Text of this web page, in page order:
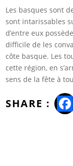
Les basques sont
sont intarissables
d’entre eux
difficile de les
côte basque. Les
cette région, en
sens de la fête à